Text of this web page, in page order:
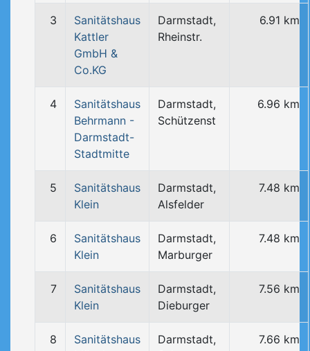
3
Sanitätshaus
Kattler
GmbH &
Co.KG
Darmstadt,
Rheinstr.
6.91 km
4
Sanitätshaus
Behrmann -
Darmstadt-
Stadtmitte
Darmstadt,
Schützenst
6.96 km
5
Sanitätshaus
Klein
Darmstadt,
Alsfelder
7.48 km
6
Sanitätshaus
Klein
Darmstadt,
Marburger
7.48 km
7
Sanitätshaus
Klein
Darmstadt,
Dieburger
7.56 km
8
Sanitätshaus
Darmstadt,
7.66 km